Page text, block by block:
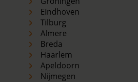
Eindhoven
Tilburg
Almere
Breda
Haarlem
Apeldoorn
Nijmegen